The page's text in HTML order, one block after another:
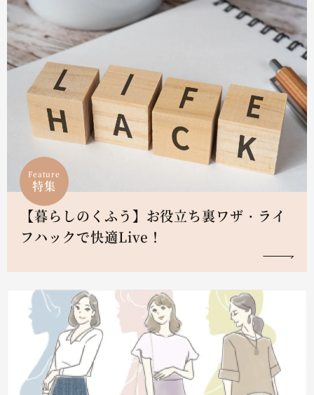
Feature
特集
【暮らしのくふう】お役立ち裏ワザ・ライ
フハックで快適Live！